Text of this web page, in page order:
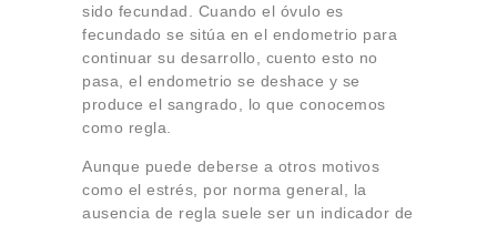
sido fecundad. Cuando el óvulo es
fecundado se sitúa en el endometrio para
continuar su desarrollo, cuento esto no
pasa, el endometrio se deshace y se
produce el sangrado, lo que conocemos
como regla.
Aunque puede deberse a otros motivos
como el estrés, por norma general, la
ausencia de regla suele ser un indicador de